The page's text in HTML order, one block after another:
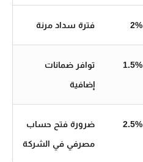
2% فترة سداد مرنة
1.5%
توافر ضمانات
إضافية
2.5%
ضرورة فتح حساب
مصرفي في الشركة